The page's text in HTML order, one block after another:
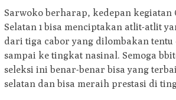
Sarwoko berharap, kedepan kegiatan
Selatan 1 bisa menciptakan atlit-atlit
dari tiga cabor yang dilombakan
sampai ke tingkat nasinal. Semoga
seleksi ini benar-benar bisa yang
selatan dan bisa meraih prestasi di